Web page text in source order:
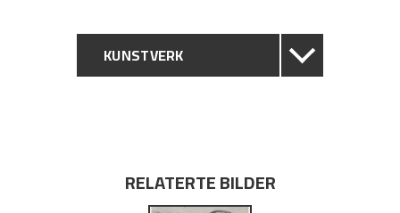
KUNSTVERK
PROVENIENS
RELATERTE BILDER